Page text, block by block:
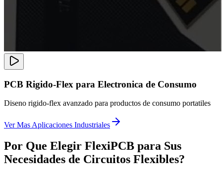
PCB Rigido-Flex para Electronica de Consumo
Diseno rigido-flex avanzado para productos de consumo portatiles
Ver Mas Aplicaciones Industriales
Por Que Elegir FlexiPCB para Sus
Necesidades de Circuitos Flexibles?